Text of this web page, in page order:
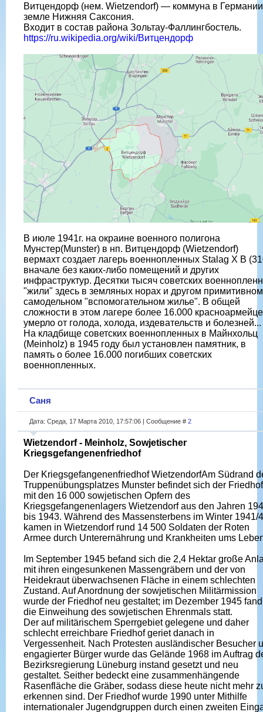
Витцендорф (нем. Wietzendorf) — коммуна в
земле Нижняя Саксония.
Входит в состав района Зольтау-Фаллингбостель.
https://ru.wikipedia.org/wiki/Витцендорф
В июле 1941г. на окраине военного полигона
Мунстер(Munster) в нп. Витцендорф (Wietzendorf)
вермахт создает лагерь военнопленных Stalag X B
вначале без каких-либо помещений и других
инфраструктур. Десятки тысяч советских
"жили" здесь в земляных норах и другом примитивном
самодельном "вспомогательном жилье". В общей
сложности в этом лагере более 16.000
умерло от голода, холода, издевательств и болезней...
На кладбище советских военнопленных в Майнхольц
(Meinholz) в 1945 году был установлен памятник, в
память о более 16.000 погибших советских
военнопленных.
Саня
Дата: Среда, 17 Марта 2010, 17:57:06 | Сообщение # 2
Wietzendorf - Meinholz, Sowjetischer
Kriegsgefangenenfriedhof
Der Kriegsgefangenenfriedhof WietzendorfAm Südrand
Truppenübungsplatzes Munster befindet sich der Friedhof
mit den 16 000 sowjetischen Opfern des
Kriegsgefangenenlagers Wietzendorf aus den Jahren
bis 1943. Während des Massensterbens im Winter 1941/
kamen in Wietzendorf rund 14 500 Soldaten der Roten
Armee durch Unterernährung und Krankheiten ums
Im September 1945 befand sich die 2,4 Hektar große
mit ihren eingesunkenen Massengräbern und der von
Heidekraut überwachsenen Fläche in einem schlechten
Zustand. Auf Anordnung der sowjetischen Militärmission
wurde der Friedhof neu gestaltet; im Dezember 1945 fand
die Einweihung des sowjetischen Ehrenmals statt.
Der auf militärischem Sperrgebiet gelegene und daher
schlecht erreichbare Friedhof geriet danach in
Vergessenheit. Nach Protesten ausländischer Besucher
engagierter Bürger wurde das Gelände 1968 im Auftrag
Bezirksregierung Lüneburg instand gesetzt und neu
gestaltet. Seither bedeckt eine zusammenhängende
Rasenfläche die Gräber, sodass diese heute nicht mehr
erkennen sind. Der Friedhof wurde 1990 unter Mithilfe
internationaler Jugendgruppen durch einen zweiten